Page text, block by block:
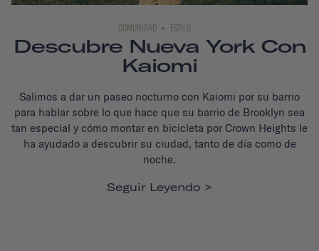
COMUNIDAD ESTILO
Descubre Nueva York Con
Kaiomi
Salimos a dar un paseo nocturno con Kaiomi por su barrio
para hablar sobre lo que hace que su barrio de Brooklyn sea
tan especial y cómo montar en bicicleta por Crown Heights le
ha ayudado a descubrir su ciudad, tanto de día como de
noche.
Seguir Leyendo